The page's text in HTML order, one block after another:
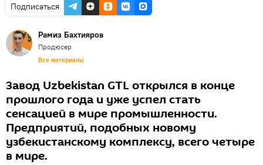
Подписаться
Рамиз Бахтияров
Продюсер
Все материалы
Завод Uzbekistan GTL открылся в конце
прошлого года и уже успел стать
сенсацией в мире промышленности.
Предприятий, подобных новому
узбекистанскому комплексу, всего четыре
в мире.